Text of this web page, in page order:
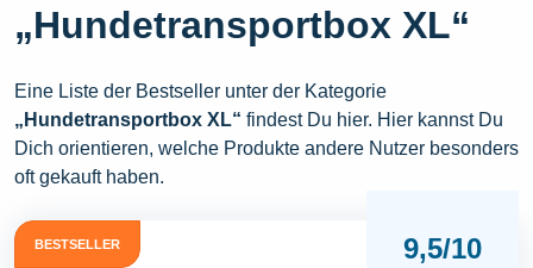
„Hundetransportbox XL“
Eine Liste der Bestseller unter der Kategorie
„Hundetransportbox XL“ findest Du hier. Hier kannst Du
Dich orientieren, welche Produkte andere Nutzer besonders
oft gekauft haben.
BESTSELLER 9,5/10